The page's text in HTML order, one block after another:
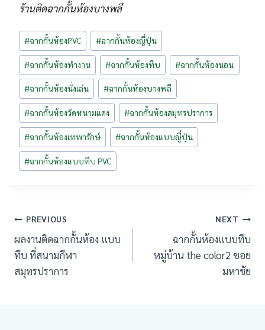
ร้านติดฉากกั้นห้องบางพลี
Post
Tags:
#ฉากกั้นห้องPVC #ฉากกั้นห้องญี่ปุ่น
#ฉากกั้นห้องทำงาน #ฉากกั้นห้องทึบ #ฉากกั้นห้องนอน
#ฉากกั้นห้องนั่งเล่น #ฉากกั้นห้องบางพลี
#ฉากกั้นห้องวัดหนามแดง #ฉากกั้นห้องสมุทรปราการ
#ฉากกั้นห้องเทพารักษ์ #ฉากกั้นห้องแบบญี่ปุ่น
#ฉากกั้นห้องแบบทึบ PVC
เมนู
นำทาง
เรื่อง
PREVIOUS
ผลงานติดฉากกั้นห้อง แบบ
ทึบ ที่สนามกีฬา
สมุทรปราการ
NEXT
ฉากกั้นห้องแบบทึบ
หมู่บ้าน the color2 ซอย
มหาชัย